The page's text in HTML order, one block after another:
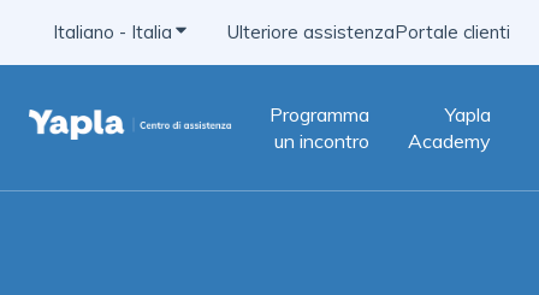
Italiano - Italia Mostra sottomenu per le traduzioni
Ulteriore assistenzaPortale clienti
Programma
un incontro
Yapla
Academy